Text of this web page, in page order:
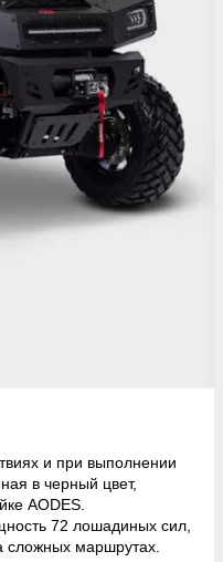
и при выполнении
в черный цвет,
AODES.
72 лошадиных сил,
сложных маршрутах.